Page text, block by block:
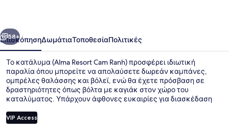
Επόμενο
58+
ΕπισκόπησηΔωμάτιαΤοποθεσίαΠολιτικές
Το κατάλυμα (Alma Resort Cam Ranh) προσφέρει ιδιωτική
παραλία όπου μπορείτε να απολαύσετε δωρεάν καμπάνες,
ομπρέλες θαλάσσης και βόλεϊ, ενώ θα έχετε πρόσβαση σε
δραστηριότητες όπως βόλτα με καγιάκ στον χώρο του
καταλύματος. Υπάρχουν άφθονες ευκαιρίες για διασκέδαση
οι επισκέπτες που έχουν όρεξη για περιποιήσεις μπορούν να
επισκεφθούν το σπα για να απολαύσουν βαθύ μασάζ ιστών,
VIP Access